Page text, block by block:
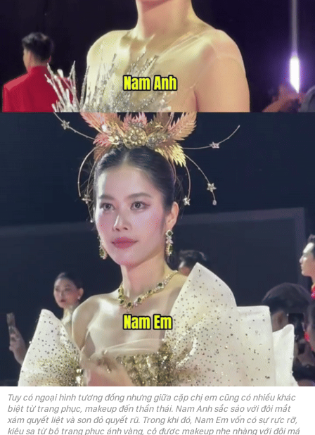
Tuy có ngoại hình tương đồng nhưng giữa cặp chị em cũng có nhiều khác
biệt từ trang phục, makeup đến thần thái. Nam Anh sắc sảo với đôi mắt
xám quyết liệt và son đỏ quyết rũ. Trong khi đó, Nam Em vốn có sự rực rỡ,
kiêu sa từ bộ trang phục ánh vàng, cô được makeup nhẹ nhàng với đôi má